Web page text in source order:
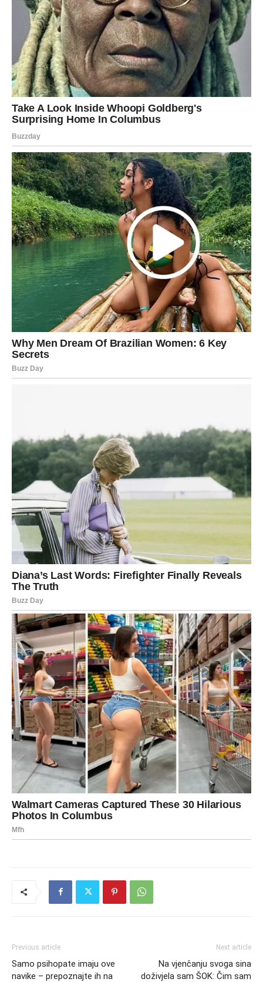
Previous article
Samo psihopate imaju ove
navike – prepoznajte ih na
Next article
Na vjenčanju svoga sina
doživjela sam ŠOK: Čim sam